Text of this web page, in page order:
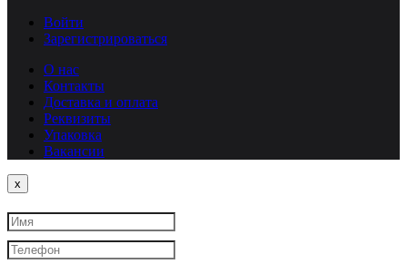
Войти
Зарегистрироваться
О нас
Контакты
Доставка и оплата
Реквизиты
Упаковка
Вакансии
x